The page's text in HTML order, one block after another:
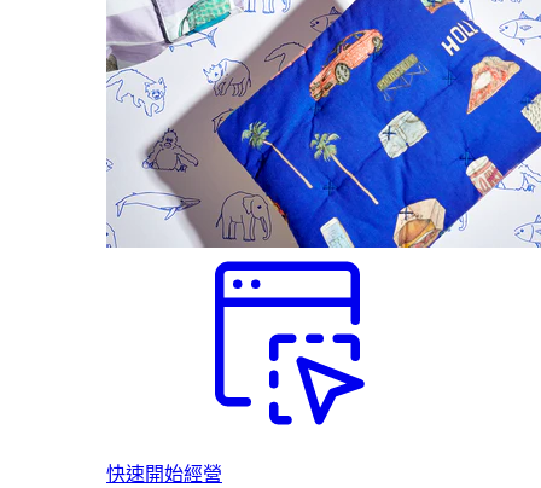
快速開始經營